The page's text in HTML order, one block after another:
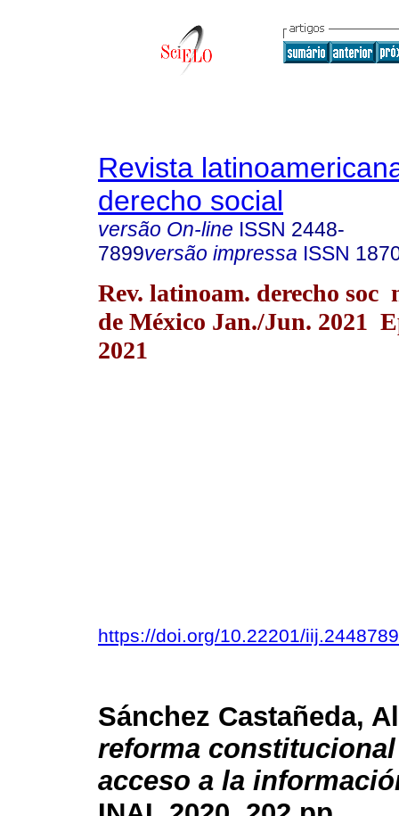
Revista
derecho social
versão On-line ISSN 2448-
7899versão impressa ISSN
Rev. latinoam. derecho soc
de México Jan./Jun. 2021
2021
https://doi.org/10.22201/
Sánchez Castañeda,
reforma
acceso a la